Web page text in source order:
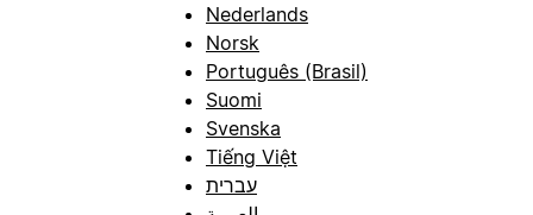
Nederlands
Norsk
Português (Brasil)
Suomi
Svenska
Tiếng Việt
עברית